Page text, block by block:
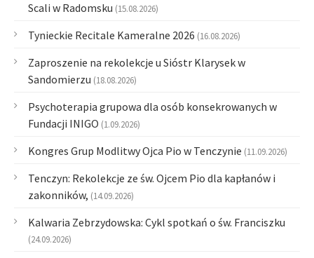
Scali w Radomsku (15.08.2026)
Tynieckie Recitale Kameralne 2026 (16.08.2026)
Zaproszenie na rekolekcje u Sióstr Klarysek w
Sandomierzu (18.08.2026)
Psychoterapia grupowa dla osób konsekrowanych w
Fundacji INIGO (1.09.2026)
Kongres Grup Modlitwy Ojca Pio w Tenczynie (11.09.2026)
Tenczyn: Rekolekcje ze św. Ojcem Pio dla kapłanów i
zakonników, (14.09.2026)
Kalwaria Zebrzydowska: Cykl spotkań o św. Franciszku
(24.09.2026)